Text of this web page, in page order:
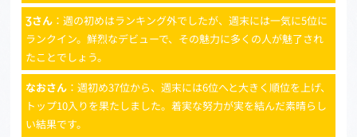
Ʒさん ：週の初めはランキング外でしたが、週末には一気に5位に
ランクイン。鮮烈なデビューで、その魅力に多くの人が魅了され
たことでしょう。
なおさん ：週初め37位から、週末には6位へと大きく順位を上げ、
トップ10入りを果たしました。着実な努力が実を結んだ素晴らし
い結果です。